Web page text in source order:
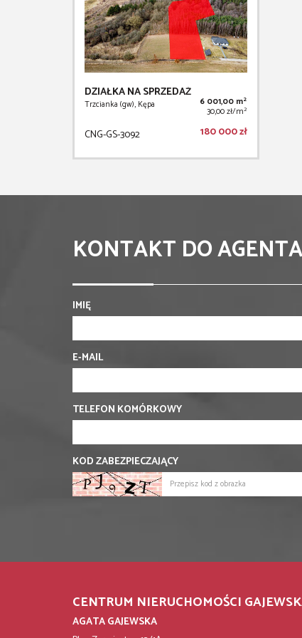
DZIAŁKA NA SPRZEDAŻ
Trzcianka (gw), Kępa 6 001,00 m2
30,00 zł/m2
CNG-GS-3092 180 000 zł
KONTAKT DO
IMIĘ
E-MAIL
TELEFON KOMÓRKOWY
KOD ZABEZPIECZAJĄCY
CENTRUM NIERUCHOMOŚCI
AGATA GAJEWSKA